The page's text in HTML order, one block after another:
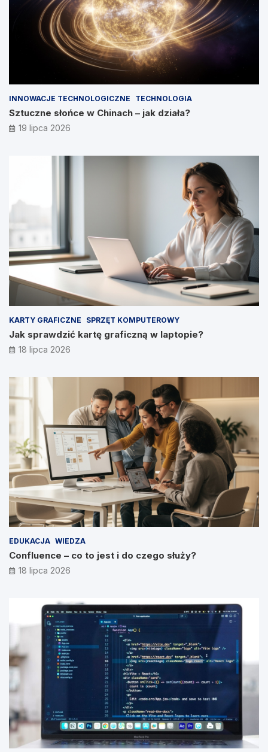
INNOWACJE TECHNOLOGICZNE TECHNOLOGIA
Sztuczne słońce w Chinach – jak działa?
19 lipca 2026
KARTY GRAFICZNE SPRZĘT KOMPUTEROWY
Jak sprawdzić kartę graficzną w laptopie?
18 lipca 2026
EDUKACJA WIEDZA
Confluence – co to jest i do czego służy?
18 lipca 2026